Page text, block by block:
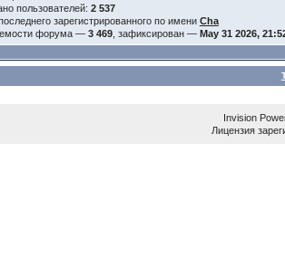
пользователей: 2 537
зарегистрированного по имени Cha
форума — 3 469, зафиксирован — May 31 2026,
Invision
Лицензия